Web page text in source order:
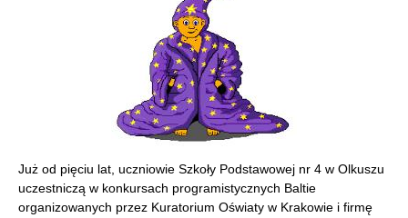
Już od pięciu lat, uczniowie Szkoły Podstawowej nr 4 w Olkuszu
uczestniczą w konkursach programistycznych Baltie
organizowanych przez Kuratorium Oświaty w Krakowie i firmę